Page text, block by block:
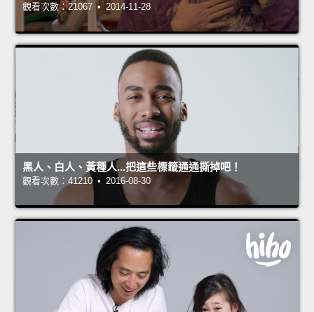
觀看次數：21067 • 2014-11-28
黑人、白人、黃種人...把這些標籤通通撕掉吧！
觀看次數：41210 • 2016-08-30